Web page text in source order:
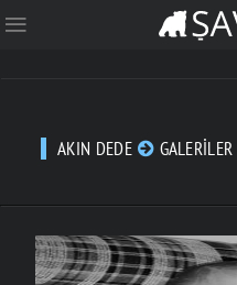
AKIN DEDE GALERILER